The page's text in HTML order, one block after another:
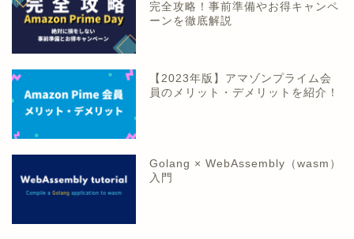
完全攻略！事前準備やお得キャンペ
ーンを徹底解説
【2023年版】アマゾンプライム会
員のメリット・デメリットを紹介！
Golang × WebAssembly（wasm）
入門